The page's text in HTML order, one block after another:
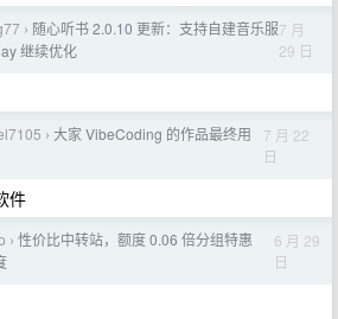
› 随心听书 2.0.10 更新：支持自建音乐服
继续优化
7 月
29 日
› 大家 VibeCoding 的作品最终用
7 月 22
日
件
› 性价比中转站，额度 0.06 倍分组特惠
6 月 29
日